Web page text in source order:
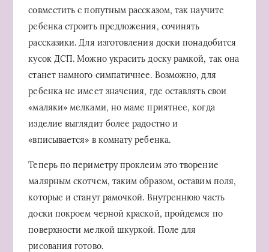
совместить с попутным рассказом, так научите
ребенка строить предложения, сочинять
рассказики. Для изготовления доски понадобится
кусок ДСП. Можно украсить доску рамкой, так она
станет намного симпатичнее. Возможно, для
ребенка не имеет значения, где оставлять свои
«маляки» мелками, но маме приятнее, когда
изделие выглядит более радостно и
«вписывается» в комнату ребенка.
Теперь по периметру проклеим это творение
малярным скотчем, таким образом, оставим поля,
которые и станут рамочкой. Внутреннюю часть
доски покроем черной краской, пройдемся по
поверхности мелкой шкуркой. Поле для
рисования готово.